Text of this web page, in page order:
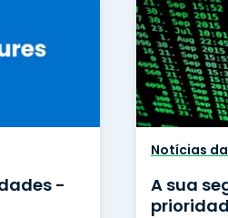
-
Notícias
A sua